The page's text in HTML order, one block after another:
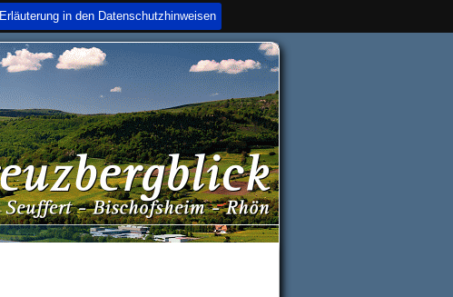
Erläuterung in den Datenschutzhinweisen